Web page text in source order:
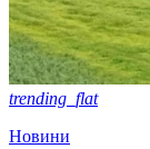
trending_flat
Новини